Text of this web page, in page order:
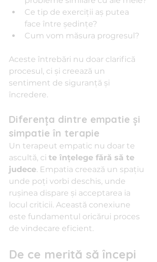
Ce tip de exerciții aș putea
face între ședințe?
Cum vom măsura progresul?
Aceste întrebări nu doar clarifică
procesul, ci și creează un
sentiment de siguranță și
încredere.
Diferența dintre empatie și
simpatie în terapie
Un terapeut empatic nu doar te
ascultă, ci te înțelege fără să te
judece. Empatia creează un spațiu
unde poți vorbi deschis, unde
rușinea dispare și acceptarea ia
locul criticii. Această conexiune
este fundamentul oricărui proces
de vindecare eficient.
De ce merită să începi